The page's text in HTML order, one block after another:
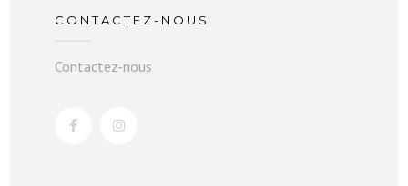
CONTACTEZ-NOUS
Contactez-nous